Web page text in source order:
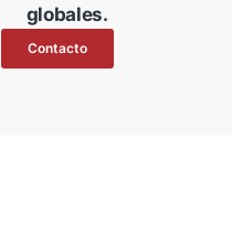
globales.
Contacto